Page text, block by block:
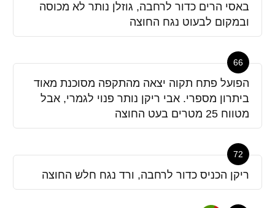
באסי הרים כדור לרחבה, גוזלן נותר לא מכוסה
ובמקום לבעוט נגח החוצה
66
הפועל פתח תקוה יצאה מהתקפה מסוכנת מאוד
ביתרון מספרי. אבי ריקן נותר פנוי לגמרי, אבל
מטווח 25 מטרים בעט החוצה
72
ריקן הכניס כדור לרחבה, ורד נגח חלש החוצה